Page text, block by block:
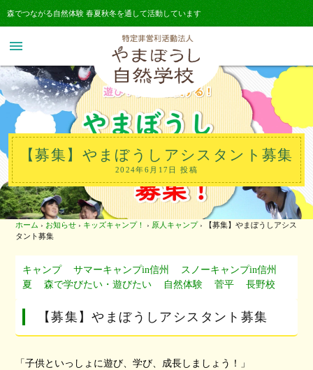
森でつながる自然体験 春夏秋冬を通して活動しています
menu
【募集】やまぼうしアシスタント募集
2024年6月17日 投稿
ホーム › お知らせ › キッズキャンプ！ › 原人キャンプ › 【募集】やまぼうしアシス
タント募集
キャンプ サマーキャンプin信州
スノーキャンプin信州
夏
森で学びたい・遊びたい 自然体験 菅平 長野校
【募集】やまぼうしアシスタント募集
「子供といっしょに遊び、学び、成長しましょう！」